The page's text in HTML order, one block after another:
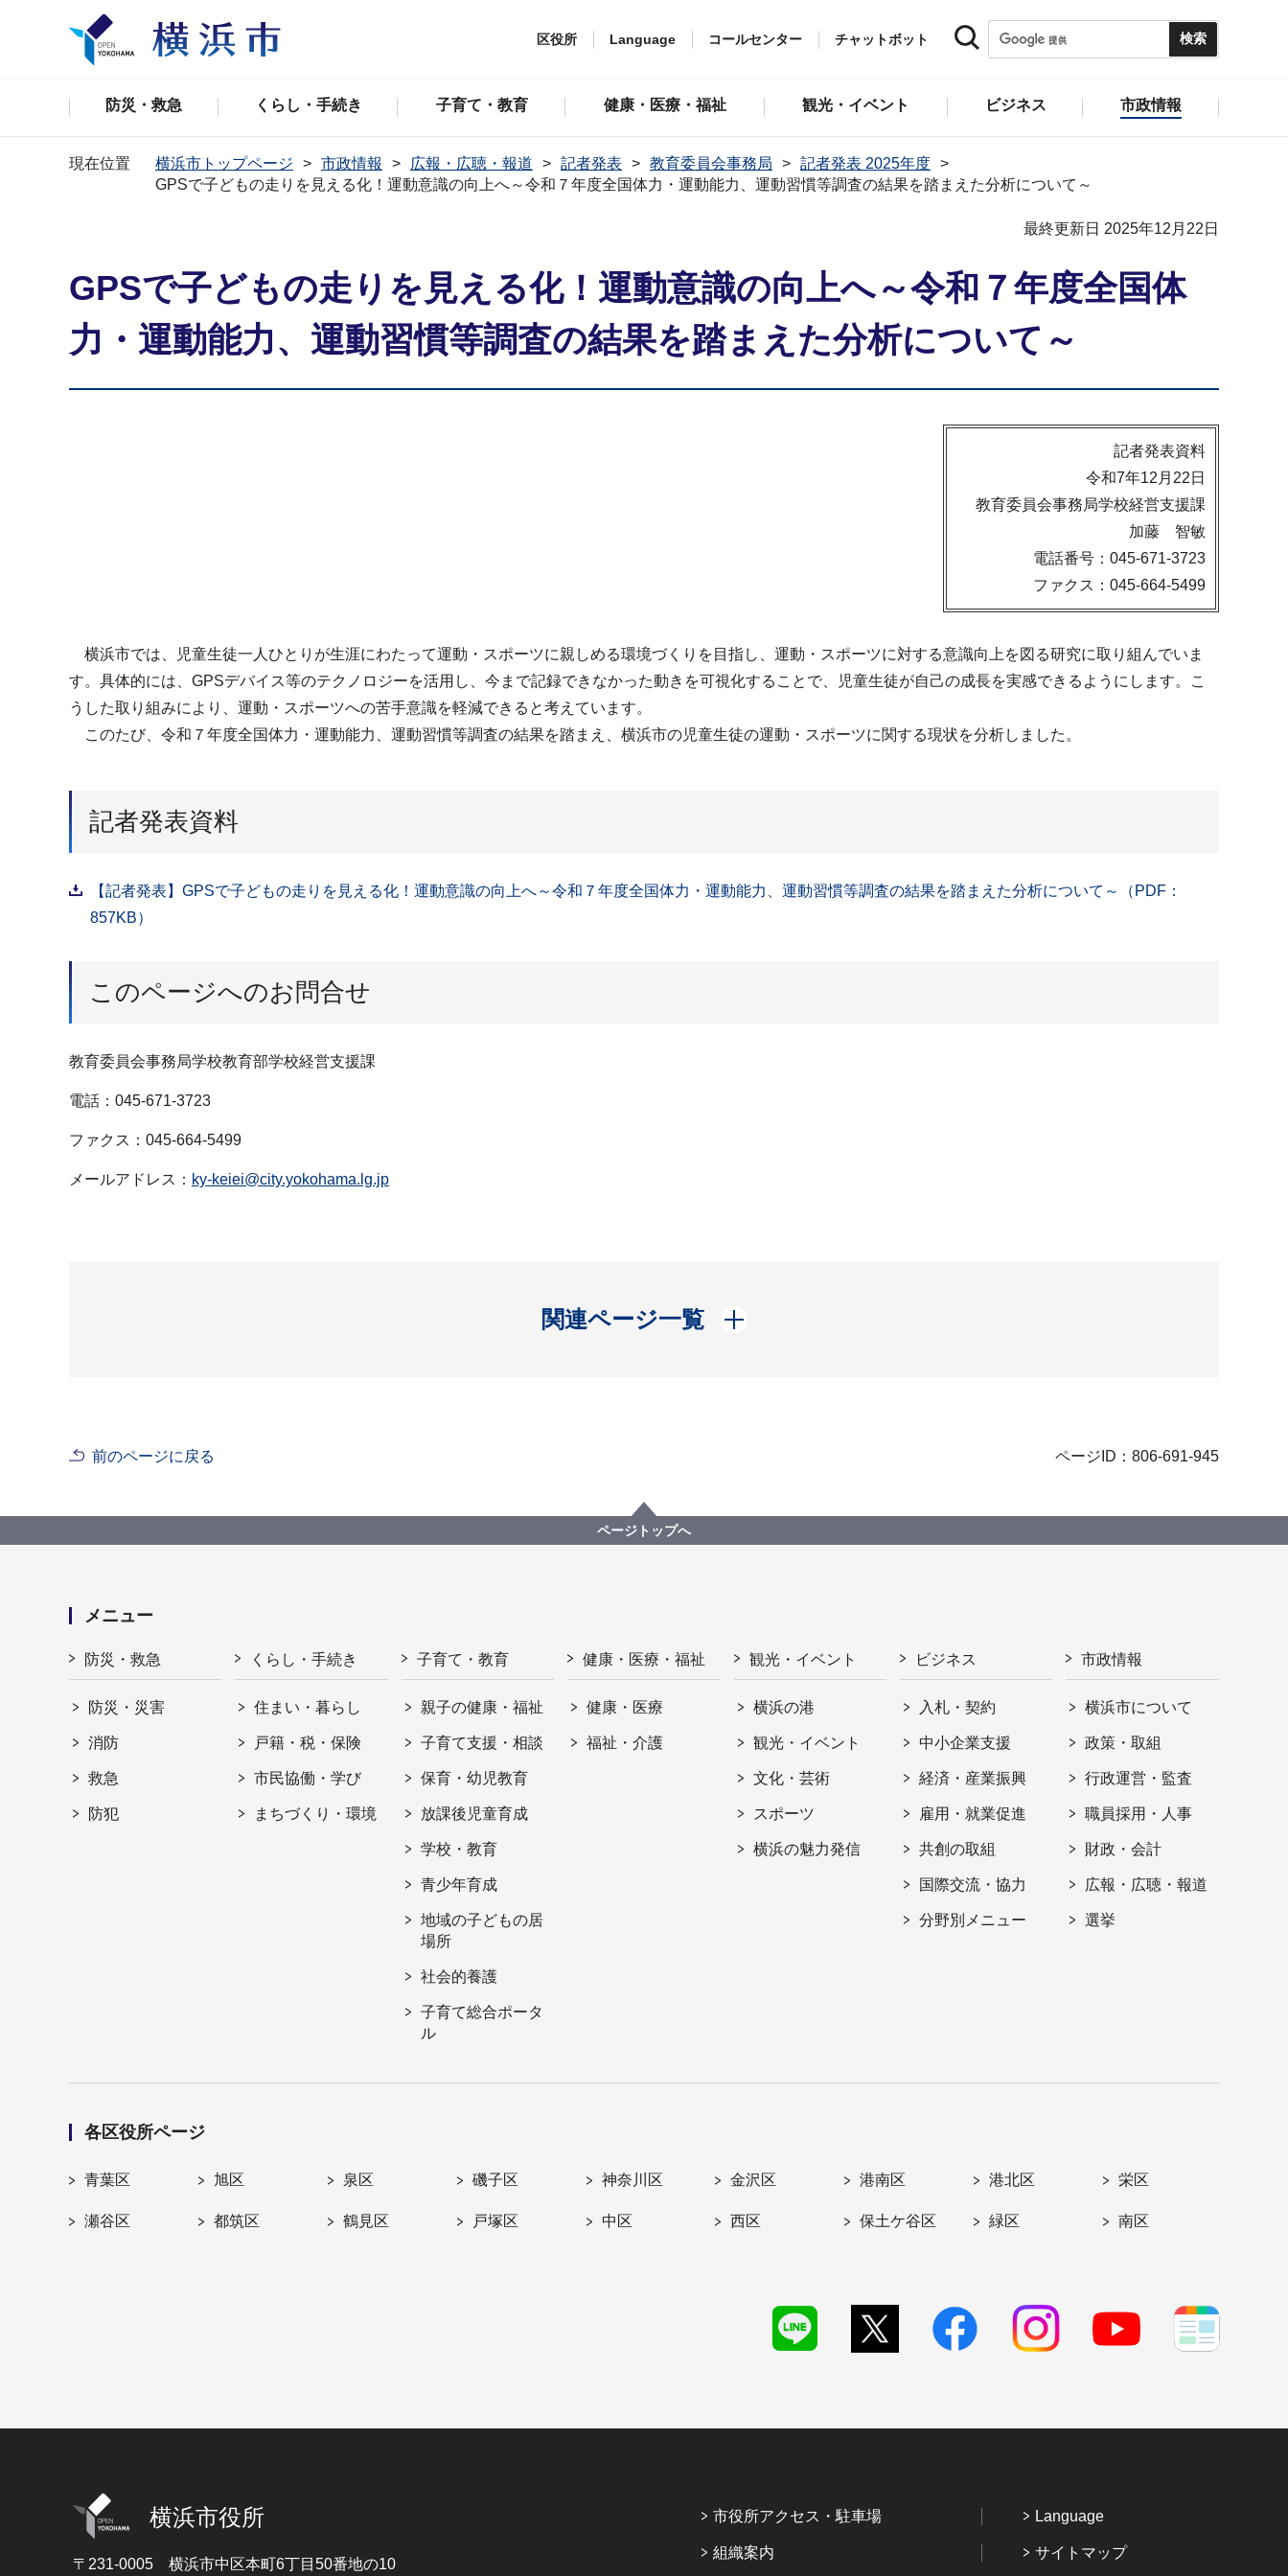
区役所 Language コールセンター チャットボット
防災・救急 くらし・手続き 子育て・教育 健康・医療・福祉 観光・イベント ビジネス 市政情報
現在位置 横浜市トップページ 市政情報 広報・広聴・報道 記者発表 教育委員会事務局
記者発表 2025年度
GPSで子どもの走りを見える化！運動意識の向上へ～令和７年度全国体力・運動能力、運動習慣等調査の結果を踏まえた分析について～
最終更新日 2025年12月22日
GPSで子どもの走りを見える化！運動意識の向上へ～令和７年度全国体
力・運動能力、運動習慣等調査の結果を踏まえた分析について～
記者発表資料
令和7年12月22日
教育委員会事務局学校経営支援課
加藤 智敏
電話番号：045-671-3723
ファクス：045-664-5499
横浜市では、児童生徒一人ひとりが生涯にわたって運動・スポーツに親しめる環境づくりを目指し、運動・スポーツに対する意識向上を図る研究に取り組んでいま
す。具体的には、GPSデバイス等のテクノロジーを活用し、今まで記録できなかった動きを可視化することで、児童生徒が自己の成長を実感できるようにします。こ
うした取り組みにより、運動・スポーツへの苦手意識を軽減できると考えています。
このたび、令和７年度全国体力・運動能力、運動習慣等調査の結果を踏まえ、横浜市の児童生徒の運動・スポーツに関する現状を分析しました。
記者発表資料
【記者発表】GPSで子どもの走りを見える化！運動意識の向上へ～令和７年度全国体力・運動能力、運動習慣等調査の結果を踏まえた分析について～（PDF：
857KB）
このページへのお問合せ
教育委員会事務局学校教育部学校経営支援課
電話：045-671-3723
ファクス：045-664-5499
メールアドレス： ky-keiei@city.yokohama.lg.jp
関連ページ一覧
開く
前のページに戻る ページID：806-691-945
ページトップへ
メニュー
防災・救急
防災・災害
消防
救急
防犯
くらし・手続き
住まい・暮らし
戸籍・税・保険
市民協働・学び
まちづくり・環境
子育て・教育
親子の健康・福祉
子育て支援・相談
保育・幼児教育
放課後児童育成
学校・教育
青少年育成
地域の子どもの居
場所
社会的養護
子育て総合ポータ
ル
健康・医療・福祉
健康・医療
福祉・介護
観光・イベント
横浜の港
観光・イベント
文化・芸術
スポーツ
横浜の魅力発信
ビジネス
入札・契約
中小企業支援
経済・産業振興
雇用・就業促進
共創の取組
国際交流・協力
分野別メニュー
市政情報
横浜市について
政策・取組
行政運営・監査
職員採用・人事
財政・会計
広報・広聴・報道
選挙
各区役所ページ
青葉区 旭区 泉区 磯子区 神奈川区 金沢区 港南区 港北区 栄区
瀬谷区 都筑区 鶴見区 戸塚区 中区 西区 保土ケ谷区 緑区 南区
横浜市役所
〒231-0005 横浜市中区本町6丁目50番地の10
市役所アクセス・駐車場
組織案内
Language
サイトマップ